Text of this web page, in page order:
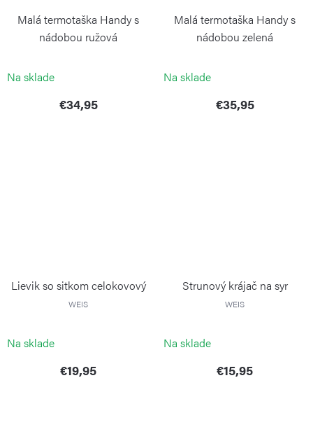
Malá termotaška Handy s
nádobou ružová
Na sklade
€34,95
Malá termotaška Handy s
nádobou zelená
Na sklade
€35,95
Lievik so sitkom celokovový
WEIS
Na sklade
€19,95
Strunový krájač na syr
WEIS
Na sklade
€15,95